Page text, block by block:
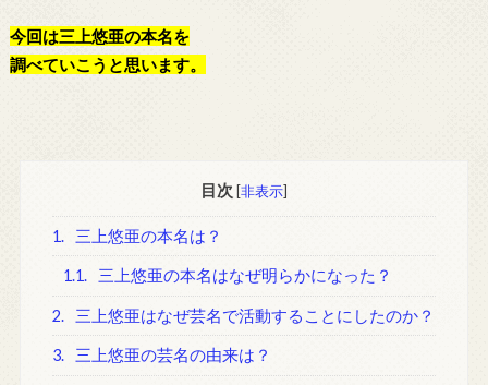
今回は三上悠亜の本名を
調べていこうと思います。
目次 [非表示]
1. 三上悠亜の本名は？
1.1. 三上悠亜の本名はなぜ明らかになった？
2. 三上悠亜はなぜ芸名で活動することにしたのか？
3. 三上悠亜の芸名の由来は？